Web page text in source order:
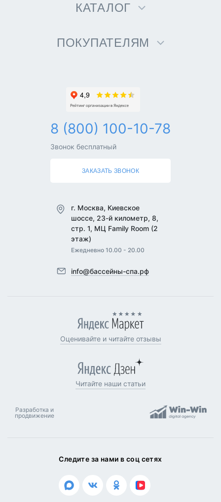
КАТАЛОГ
ПОКУПАТЕЛЯМ
Следите за нами в соц сетях
8 (800) 100-10-78
Звонок бесплатный
ЗАКАЗАТЬ ЗВОНОК
г. Москва, Киевское
шоссе, 23-й километр, 8,
стр. 1, МЦ Family Room (2
этаж)
Ежедневно 10.00 - 20.00
info@бассейны-спа.рф
Оценивайте и читайте отзывы
Читайте наши статьи
Разработка и
продвижение